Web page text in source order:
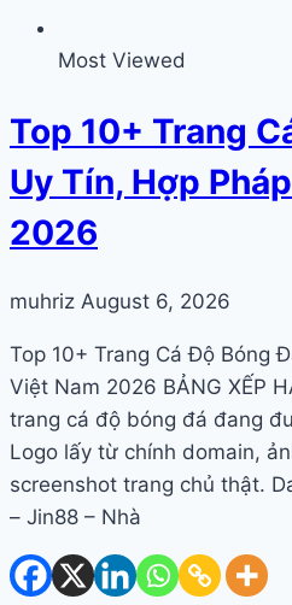
Most Viewed
Top 10+ Trang
Uy Tín, Hợp
2026
muhriz August 6, 2026
Top 10+ Trang Cá Độ Bóng
Việt Nam 2026 BẢNG XẾP
trang cá độ bóng đá đang
Logo lấy từ chính domain,
screenshot trang chủ thật.
– Jin88 – Nhà